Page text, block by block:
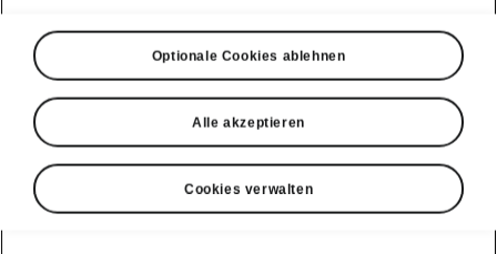
Optionale Cookies ablehnen
Alle akzeptieren
Cookies verwalten